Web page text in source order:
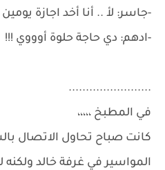
-جاسر: لأ .. أنا أخد اجازة يومين
-ادهم: دي حاجة حلوة أوووي !!!
........................
في المطبخ ،،،،،
كانت صباح تحاول الاتصال
المواسير في غرفة خالد